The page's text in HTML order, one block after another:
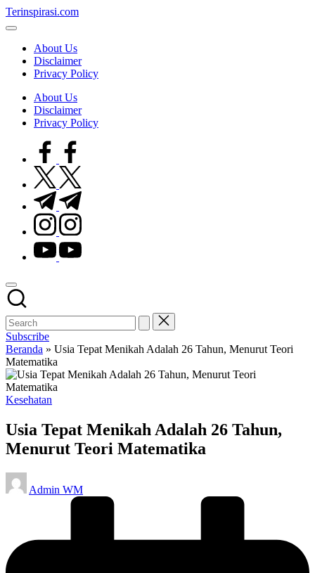
Skip
to
Terinspirasi.com
Inspirasi
TerkiniAbout Us
Disclaimer
Privacy Policy
About Us
Disclaimer
Privacy Policy
facebook.com
twitter.com
t.me
instagram.com
youtube.com
Subscribe
Beranda » Usia Tepat Menikah Adalah 26 Tahun, Menurut Teori
Matematika
Posted
Kesehatan
Usia Tepat Menikah Adalah 26 Tahun,
Menurut Teori Matematika
Posted
by
Admin WM